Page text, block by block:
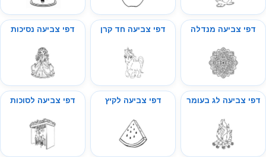
דפי צביעה מנדלה דפי צביעה חד קרן דפי צביעה נסיכות
דפי צביעה לג בעומר דפי צביעה לקיץ דפי צביעה לסוכות